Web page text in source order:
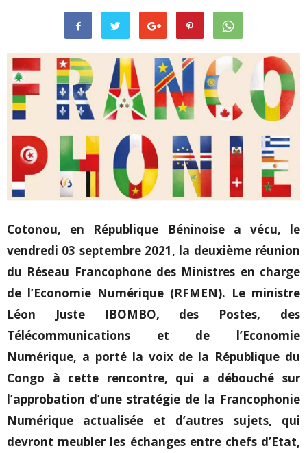
Cotonou, en République Béninoise a vécu, le
vendredi 03 septembre 2021, la deuxième réunion
du Réseau Francophone des Ministres en charge
de l’Economie Numérique (RFMEN). Le ministre
Léon Juste IBOMBO, des Postes, des
Télécommunications et de l’Economie
Numérique, a porté la voix de la République du
Congo à cette rencontre, qui a débouché sur
l’approbation d’une stratégie de la Francophonie
Numérique actualisée et d’autres sujets, qui
devront meubler les échanges entre chefs d’Etat,